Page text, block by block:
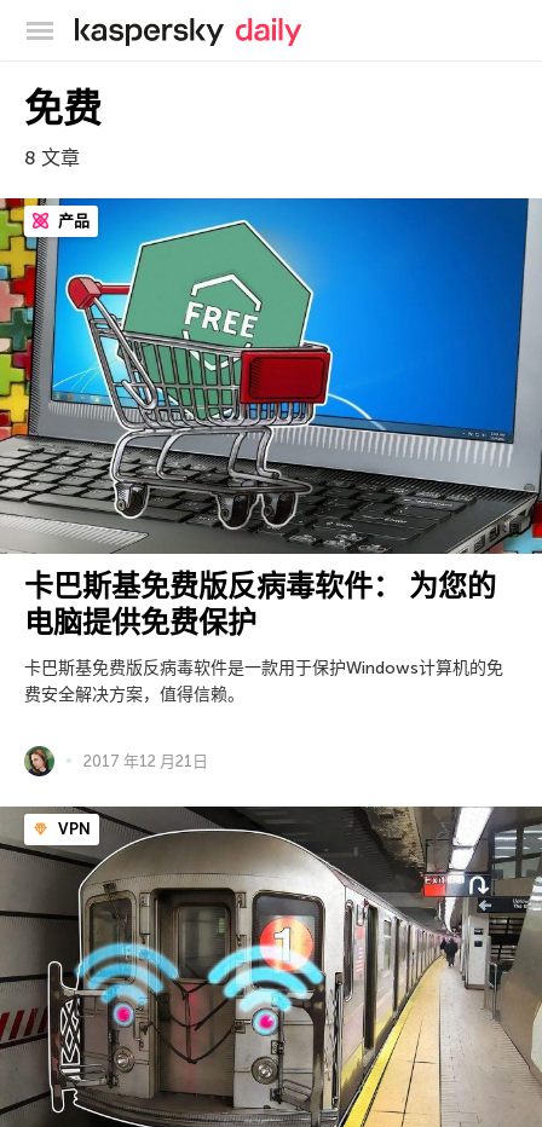
卡巴斯基官方博客
免费
8 文章
产品
卡巴斯基免费版反病毒软件： 为您的
电脑提供免费保护
卡巴斯基免费版反病毒软件是一款用于保护Windows计算机的免
费安全解决方案，值得信赖。
2017 年12 月21日
VPN